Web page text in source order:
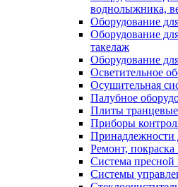
воднолыжника,
Оборудование
Оборудование
такелаж
Оборудование
Осветительное
Осушительная
Палубное
Плиты транцевые
Приборы
Принадлежности
Ремонт, покраска
Система пресной
Системы